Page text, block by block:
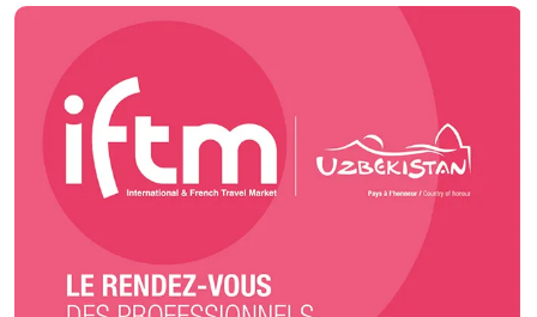
service soigné, pour que chaque réception – privée ou professionnelle –
soit parfaitement orchestrée. Avec PULPE, chaque détail compte et chaque
moment devient unique.